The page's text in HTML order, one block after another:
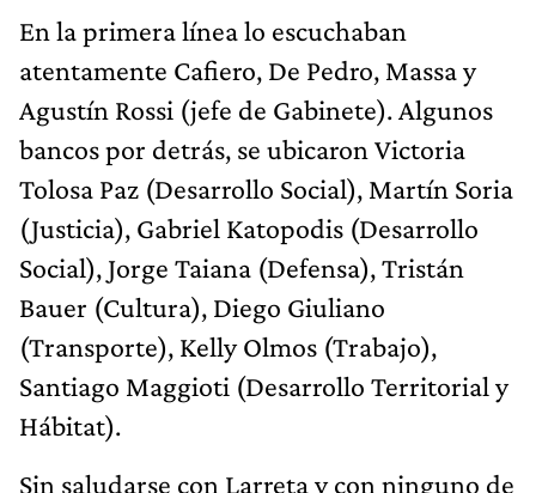
En la primera línea lo escuchaban
atentamente Cafiero, De Pedro, Massa y
Agustín Rossi (jefe de Gabinete). Algunos
bancos por detrás, se ubicaron Victoria
Tolosa Paz (Desarrollo Social), Martín Soria
(Justicia), Gabriel Katopodis (Desarrollo
Social), Jorge Taiana (Defensa), Tristán
Bauer (Cultura), Diego Giuliano
(Transporte), Kelly Olmos (Trabajo),
Santiago Maggioti (Desarrollo Territorial y
Hábitat).
Sin saludarse con Larreta y con ninguno de